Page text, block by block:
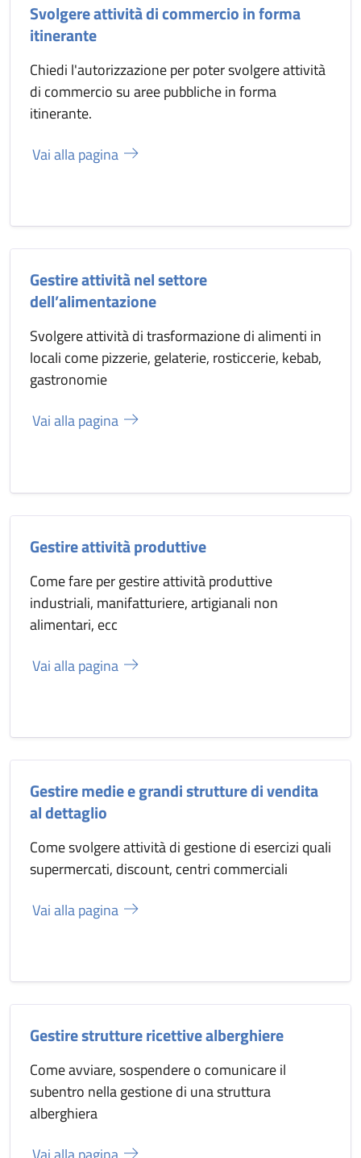
Svolgere attività di commercio in forma
itinerante
Chiedi l'autorizzazione per poter svolgere attività
di commercio su aree pubbliche in forma
itinerante.
Vai alla pagina
Gestire attività nel settore
dell’alimentazione
Svolgere attività di trasformazione di alimenti in
locali come pizzerie, gelaterie, rosticcerie, kebab,
gastronomie
Vai alla pagina
Gestire attività produttive
Come fare per gestire attività produttive
industriali, manifatturiere, artigianali non
alimentari, ecc
Vai alla pagina
Gestire medie e grandi strutture di vendita
al dettaglio
Come svolgere attività di gestione di esercizi quali
supermercati, discount, centri commerciali
Vai alla pagina
Gestire strutture ricettive alberghiere
Come avviare, sospendere o comunicare il
subentro nella gestione di una struttura
alberghiera